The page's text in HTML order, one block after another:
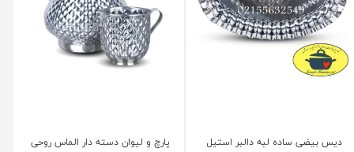
دیس بیضی ساده لبه دالبر استیل
پارچ و لیوان دسته دار الماس روحی